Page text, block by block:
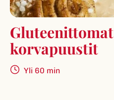
Gluteenittomat
korvapuustit
Yli 60 min